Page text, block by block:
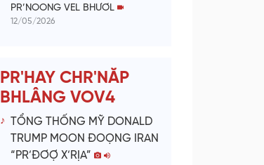
e
PR’NOONG VEL BHƯƠL
12/05/2026
PR'HAY CHR'NĂP
BHLÂNG VOV4
TỔNG THỐNG MỸ DONALD
TRUMP MOON ĐOỌNG IRAN
“PR’ĐƠỢ X’RỊA”